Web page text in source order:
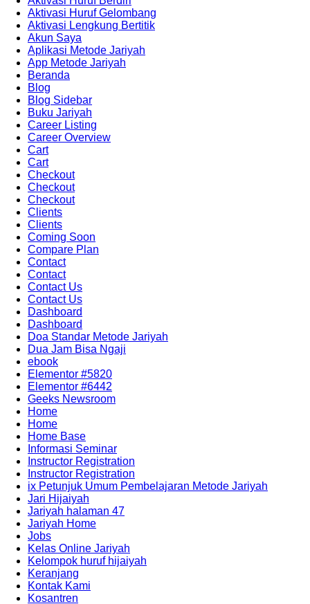
Aktivasi Huruf Gelombang
Aktivasi Lengkung Bertitik
Akun Saya
Aplikasi Metode Jariyah
App Metode Jariyah
Beranda
Blog
Blog Sidebar
Buku Jariyah
Career Listing
Career Overview
Cart
Cart
Checkout
Checkout
Checkout
Clients
Clients
Coming Soon
Compare Plan
Contact
Contact
Contact Us
Contact Us
Dashboard
Dashboard
Doa Standar Metode Jariyah
Dua Jam Bisa Ngaji
ebook
Elementor #5820
Elementor #6442
Geeks Newsroom
Home
Home
Home Base
Informasi Seminar
Instructor Registration
Instructor Registration
ix Petunjuk Umum Pembelajaran Metode Jariyah
Jari Hijaiyah
Jariyah halaman 47
Jariyah Home
Jobs
Kelas Online Jariyah
Kelompok huruf hijaiyah
Keranjang
Kontak Kami
Kosantren